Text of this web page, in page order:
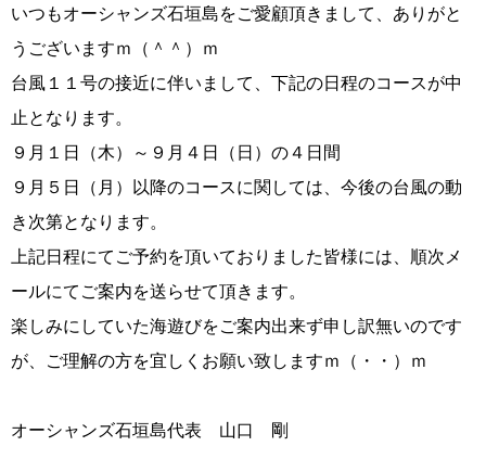
いつもオーシャンズ石垣島をご愛顧頂きまして、ありがと
うございますｍ（＾＾）ｍ
台風１１号の接近に伴いまして、下記の日程のコースが中
止となります。
９月１日（木）～９月４日（日）の４日間
９月５日（月）以降のコースに関しては、今後の台風の動
き次第となります。
上記日程にてご予約を頂いておりました皆様には、順次メ
ールにてご案内を送らせて頂きます。
楽しみにしていた海遊びをご案内出来ず申し訳無いのです
が、ご理解の方を宜しくお願い致しますｍ（・・）ｍ
オーシャンズ石垣島代表 山口 剛